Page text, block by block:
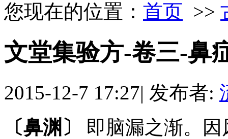
您现在的位置： 首页 >>
文堂集验方-卷三-鼻
2015-12-7 17:27| 发布者:
〔鼻渊〕
即脑漏之渐。